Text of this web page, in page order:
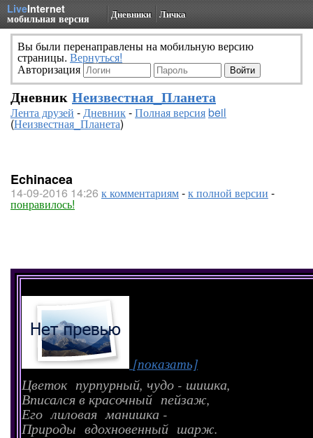
LiveInternet
мобильная версия Дневники Личка
Вы были перенаправлены на мобильную версию
страницы. Вернуться!
Авторизация
Дневник Неизвестная_Планета
Лента друзей -Дневник-Полная версияbeil
(Неизвестная_Планета)
Echinacea
14-09-2016 14:26 к комментариям-к полной версии -
понравилось!
[показать]
Цветок пурпурный, чудо - шишка,
Вписался в красочный пейзаж,
Его лиловая манишка -
Природы вдохновенный шарж.